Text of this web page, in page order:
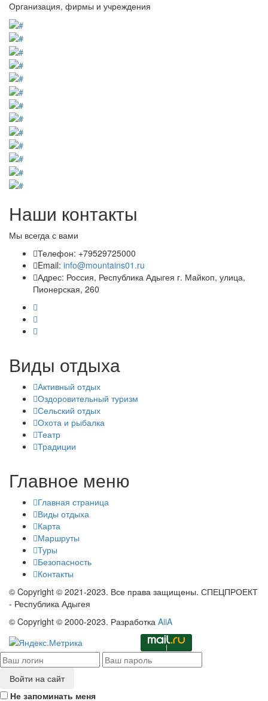
Организация, фирмы и учреждения
Наши контакты
Мы всегда с вами
Телефон: +79529725000
Email: info@mountains01.ru
Адрес: Россия, Республика Адыгея г. Майкоп, улица,
Пионерская, 260
Виды отдыха
Активный отдых
Оздоровительный туризм
Сельский отдых
Охота и рыбалка
Театр
Традиции
Главное меню
Главная страница
Виды отдыха
Карта
Маршруты
Туры
Безопасность
Контакты
© Copyright © 2021-2023. Все права защищены. СПЕЦПРОЕКТ
- Республика Адыгея
© Copyright © 2000-2023. Разработка AiiA
Войти на сайт
Не запоминать меня